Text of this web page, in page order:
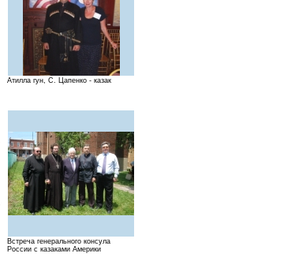
Атилла гун, С. Цапенко - казак
Встреча генерального консула
России с казаками Америки